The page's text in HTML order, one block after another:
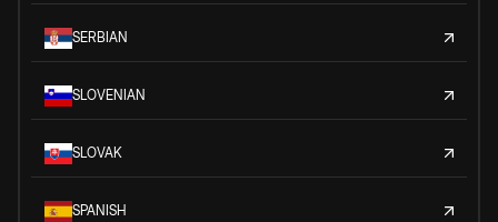
SERBIAN
SLOVENIAN
SLOVAK
SPANISH